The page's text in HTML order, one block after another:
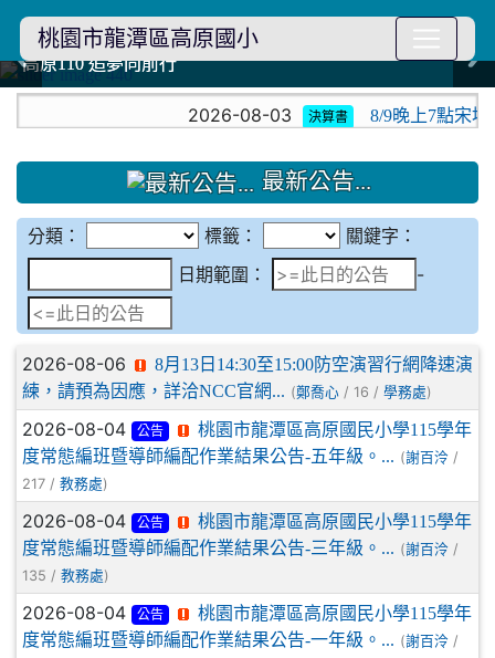
桃園市龍潭區高原國小
114學年度模範生
114學年度模範生
高原110 追夢向前行
高原110 追夢向前行
橄欖樹群
橄欖樹群
:::
2026-08-03 決算書 8/9晚上7點宋坤傳
最新公告...
分類： 標籤：
關鍵字：
日期範圍：
-日期範
2026-08-06
8月13日14:30至15:00防空演習行網降速演
練，請預為因應，詳洽NCC官網... (鄭喬心 / 16 / 學務處)
2026-08-04 公告
桃園市龍潭區高原國民小學115學年
度常態編班暨導師編配作業結果公告-五年級。... (謝百泠 /
217 / 教務處)
2026-08-04 公告
桃園市龍潭區高原國民小學115學年
度常態編班暨導師編配作業結果公告-三年級。... (謝百泠 /
135 / 教務處)
2026-08-04 公告
桃園市龍潭區高原國民小學115學年
度常態編班暨導師編配作業結果公告-一年級。... (謝百泠 /